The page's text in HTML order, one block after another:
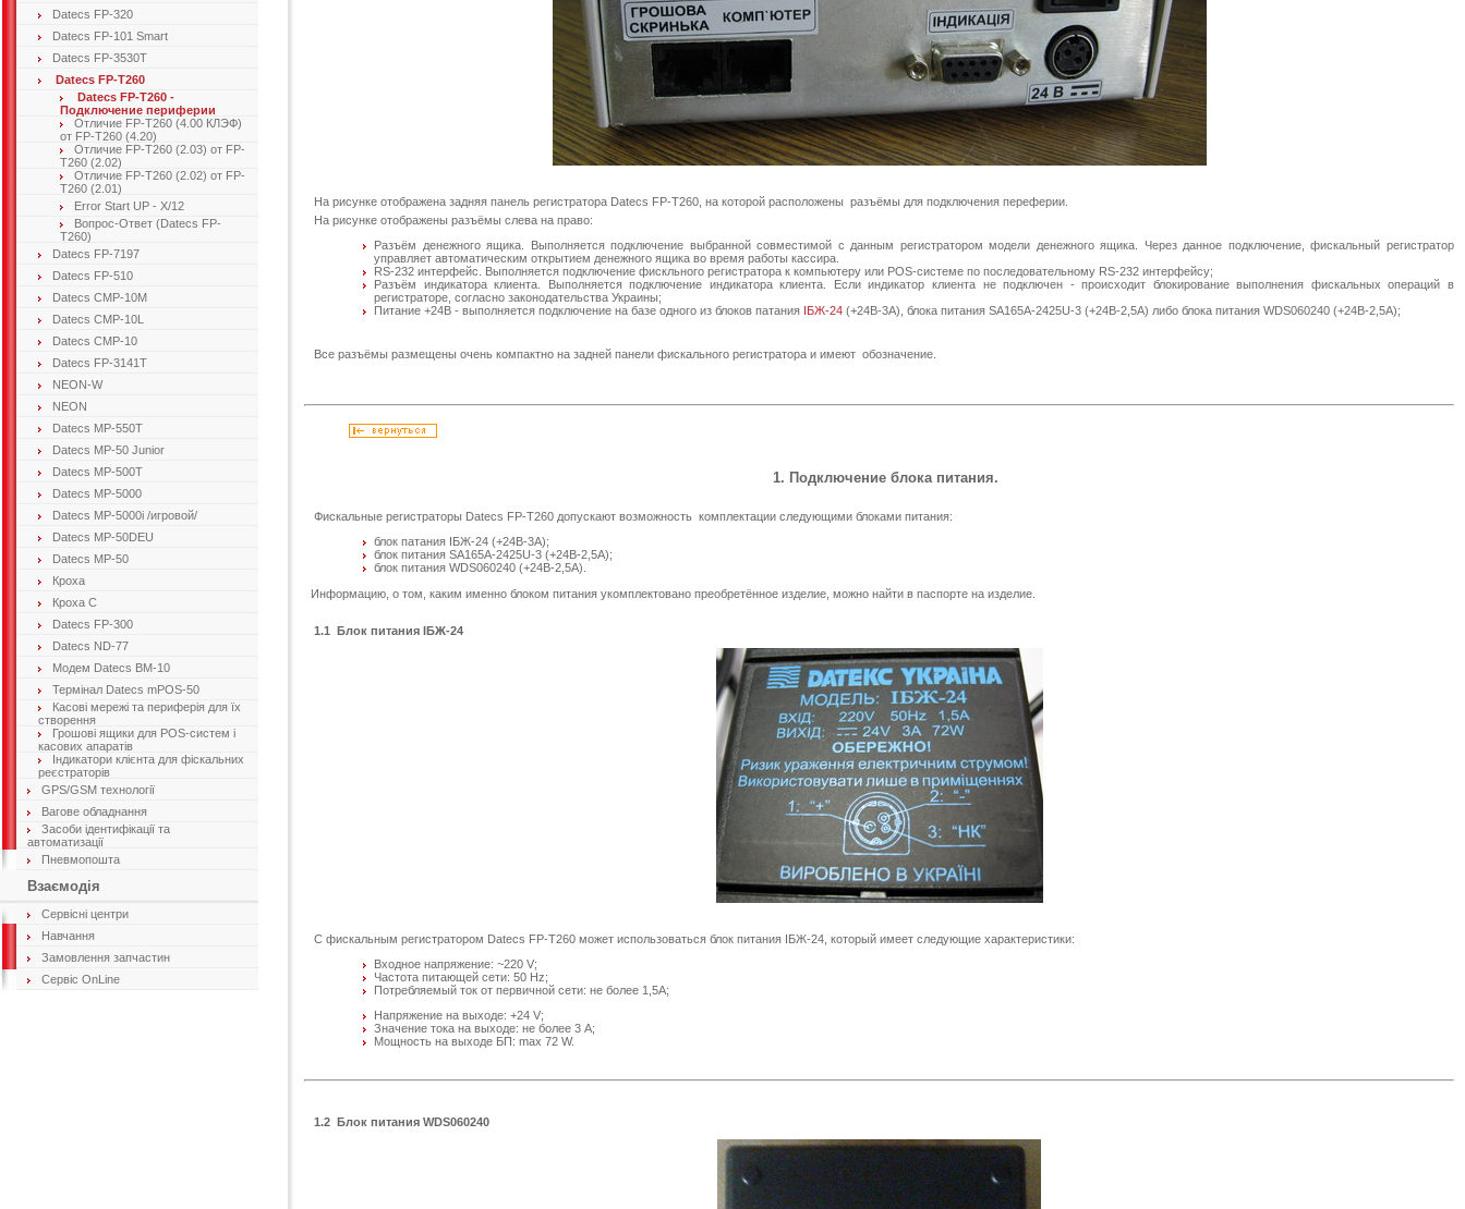
Datecs FP-320
Datecs FP-101 Smart
Datecs FP-3530T
Datecs FP-T260
Datecs FP-T260 -
Подключение периферии
Отличие FP-T260 (4.00 КЛЭФ)
от FP-T260 (4.20)
Отличие FP-T260 (2.03) от FP-
T260 (2.02)
Отличие FP-T260 (2.02) от FP-
T260 (2.01)
Error Start UP - X/12
Вопрос-Ответ (Datecs FP-
T260)
Datecs FP-7197
Datecs FP-510
Datecs CMP-10M
Datecs CMP-10L
Datecs CMP-10
Datecs FP-3141T
NEON-W
NEON
Datecs MP-550T
Datecs MP-50 Junior
Datecs MP-500T
Datecs MP-5000
Datecs MP-5000i /игровой/
Datecs MP-50DEU
Datecs MP-50
Кроха
Кроха C
Datecs FP-300
Datecs ND-77
Модем Datecs ВМ-10
Термінал Datecs mPOS-50
Касові мережі та периферія для їх
створення
Грошові ящики для POS-систем і
касових апаратів
Індикатори клієнта для фіскальних
реєстраторів
GPS/GSM технології
Вагове обладнання
Засоби ідентифікації та
автоматизації
Пневмопошта
Взаємодія
Сервісні центри
Навчання
Замовлення запчастин
Сервіс OnLine
На рисунке отображена задняя панель регистратора Datecs FP-T260, на которой расположены разъёмы для подключения переферии.
На рисунке отображены разъёмы слева на право:
Разъём денежного ящика. Выполняется подключение выбранной совместимой с данным регистратором модели денежного ящика. Через данное подключение, фискальный регистратор
управляет автоматическим открытием денежного ящика во время работы кассира.
RS-232 интерфейс. Выполняется подключение фискльного регистратора к компьютеру или POS-системе по последовательному RS-232 интерфейсу;
Разъём индикатора клиента. Выполняется подключение индикатора клиента. Если индикатор клиента не подключен - происходит блокирование выполнения фискальных операций в
регистраторе, согласно законодательства Украины;
Питание +24В - выполняется подключение на базе одного из блоков патания IБЖ-24 (+24В-3А), блока питания SA165A-2425U-3 (+24В-2,5А) либо блока питания WDS060240 (+24В-2,5А);
Все разъёмы размещены очень компактно на задней панели фискального регистратора и имеют обозначение.
1. Подключение блока питания.
Фискальные регистраторы Datecs FP-T260 допускают возможность комплектации следующими блоками питания:
блок патания IБЖ-24 (+24В-3А);
блок питания SA165A-2425U-3 (+24В-2,5А);
блок питания WDS060240 (+24В-2,5А).
Информацию, о том, каким именно блоком питания укомплектовано преобретённое изделие, можно найти в паспорте на изделие.
1.1 Блок питания IБЖ-24
С фискальным регистратором Datecs FP-T260 может использоваться блок питания IБЖ-24, который имеет следующие характеристики:
Входное напряжение: ~220 V;
Частота питающей сети: 50 Hz;
Потребляемый ток от первичной сети: не более 1,5А;
Напряжение на выходе: +24 V;
Значение тока на выходе: не более 3 A;
Мощность на выходе БП: max 72 W.
1.2 Блок питания WDS060240